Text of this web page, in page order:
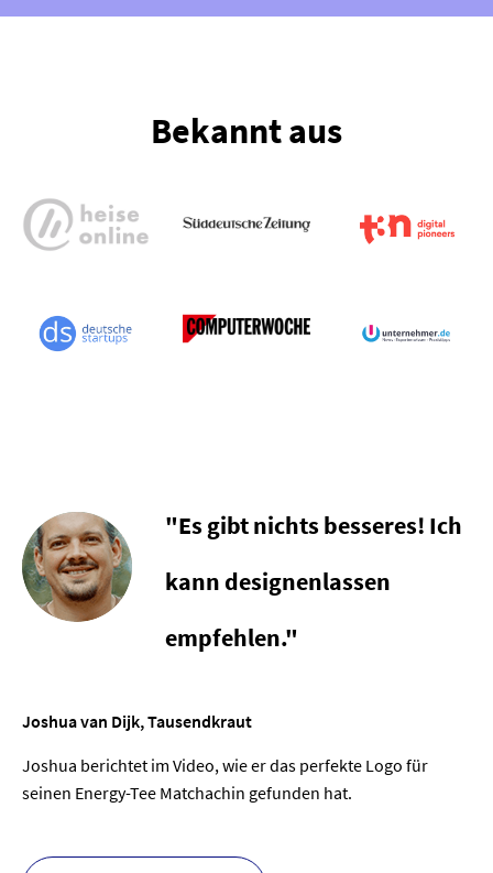
Bekannt aus
"Es gibt nichts besseres! Ich
kann designenlassen
empfehlen."
Joshua van Dijk, Tausendkraut
Joshua berichtet im Video, wie er das perfekte Logo für
seinen Energy-Tee Matchachin gefunden hat.